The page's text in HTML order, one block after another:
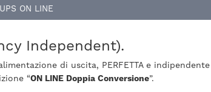
UPS ON LINE
Independent).
alimentazione di uscita, PERFETTA e
“ON LINE Doppia Conversione”.